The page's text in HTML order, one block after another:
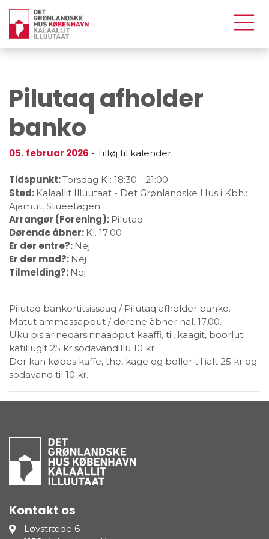
Pilutaq afholder
banko
05. februar 2026 - Tilføj til kalender
Tidspunkt:Torsdag Kl: 18:30 - 21:00
Sted: Kalaallit Illuutaat - Det Grønlandske Hus i Kbh.:
Ajamut, Stueetagen
Arrangør (Forening): Pilutaq
Dørende åbner: Kl. 17:00
Er der entre?: Nej
Er der mad?: Nej
Tilmelding?: Nej
Pilutaq bankortitsissaaq / Pilutaq afholder banko.
Matut ammassapput / dørene åbner nal. 17,00.
Uku pisiarineqarsinnaapput kaaffi, tii, kaagit, boorlut
katillugit 25 kr sodavandillu 10 kr
Der kan købes kaffe, the, kage og boller til ialt 25 kr og
sodavand til 10 kr.
Kontakt os
Løvstræde 6